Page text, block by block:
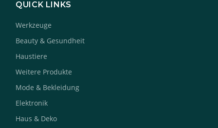
QUICK LINKS
Werkzeuge
Beauty & Gesundheit
Haustiere
Weitere Produkte
Mode & Bekleidung
Elektronik
Haus & Deko